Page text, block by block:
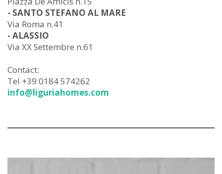
- SANTO STEFANO AL MARE
Via Roma n.41
- ALASSIO
Via XX Settembre n.61
Contact:
Tel +39 0184 574262
info@liguriahomes.com